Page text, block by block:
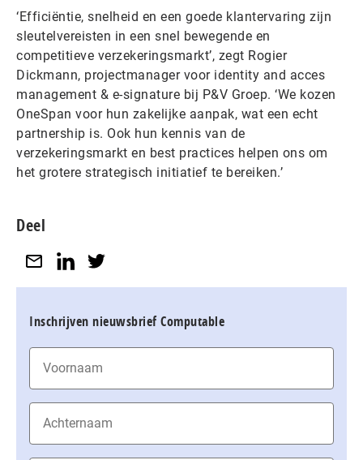
‘Efficiëntie, snelheid en een goede klantervaring zijn
sleutelvereisten in een snel bewegende en
competitieve verzekeringsmarkt’, zegt Rogier
Dickmann, projectmanager voor identity and acces
management & e-signature bij P&V Groep. ‘We kozen
OneSpan voor hun zakelijke aanpak, wat een echt
partnership is. Ook hun kennis van de
verzekeringsmarkt en best practices helpen ons om
het grotere strategisch initiatief te bereiken.’
Deel
Inschrijven nieuwsbrief Computable